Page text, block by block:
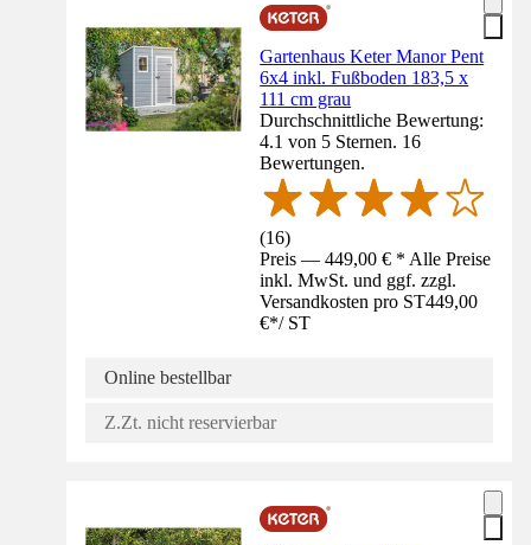
Gartenhaus Keter Manor Pent
6x4 inkl. Fußboden 183,5 x
111 cm grau
Durchschnittliche Bewertung:
4.1 von 5 Sternen. 16
Bewertungen.
(16)
Preis — 449,00 € * Alle Preise
inkl. MwSt. und ggf. zzgl.
Versandkosten pro ST449,00
€*/ ST
Online bestellbar
Z.Zt. nicht reservierbar